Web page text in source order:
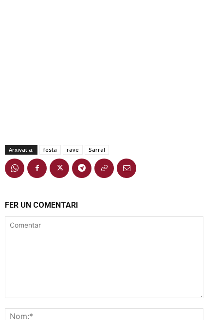
Arxivat a: festa rave Sarral
FER UN COMENTARI